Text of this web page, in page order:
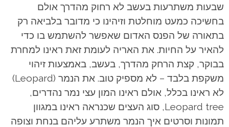
שבעות משתרעות בעשב לא רחוק מהדרך אולם
בחשיכה כמעט מוחלטת וזיהינו כי מדובר בלביאה רק
בתאורה של הפנס האדום שאפשר להשתמש בו כדי
להאיר על החיות. את האריה לעומת זאת ראינו למחרת
בבוקר, קצת הרחק מהדרך, בעשב, באמצעות זיהוי
משקפת בלבד – לא מספיק טוב.
את הנמר (Leopard)
לא ראינו בכלל, אולם ראינו המון עצי נמר נהדרים,
Leopard tree, סוג העצים שכנראה ראינו במגוון
תמונות וסרטים איך הנמר משתרע עליהם בנחת וצופה